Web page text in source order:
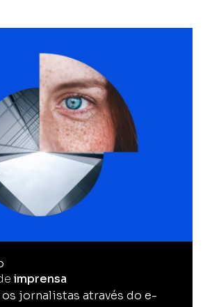
imprensa
jornalistas através do e-